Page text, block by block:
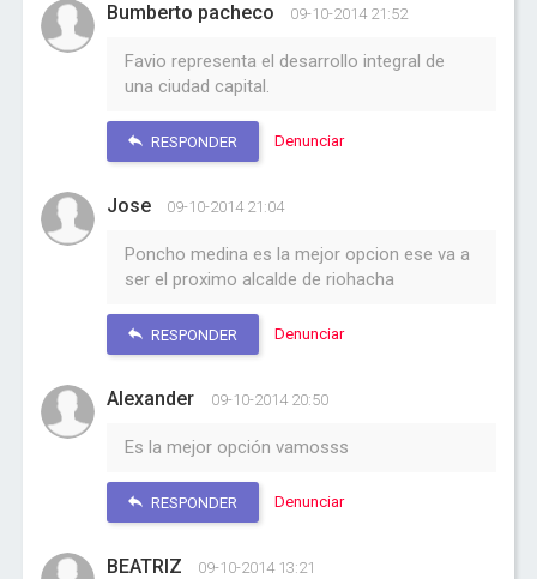
Bumberto pacheco 09-10-2014 21:52
Favio representa el desarrollo integral de
una ciudad capital.
RESPONDER Denunciar
Jose 09-10-2014 21:04
Poncho medina es la mejor opcion ese va a
ser el proximo alcalde de riohacha
RESPONDER Denunciar
Alexander 09-10-2014 20:50
Es la mejor opción vamosss
RESPONDER Denunciar
BEATRIZ 09-10-2014 13:21